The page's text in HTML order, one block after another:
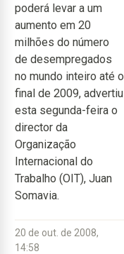
poderá levar a um
aumento em 20
milhões do número
de desempregados
no mundo inteiro até o
final de 2009, advertiu
esta segunda-feira o
director da
Organização
Internacional do
Trabalho (OIT), Juan
Somavia.
20 de out. de 2008,
14:58